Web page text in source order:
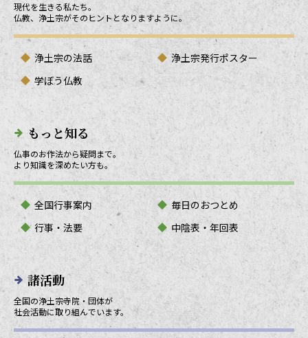
現代を生きる私たち。
仏教、浄土宗がそのヒントとなりますように。
浄土宗の法話
浄土宗発行ポスター
学ぼう仏教
もっと知る
仏事のお作法から疑問まで。
より知識を深めたい方も。
全国行事案内
毎日のおつとめ
行事・法要
中陰表・年回表
諸活動
全国の浄土宗寺院・団体が
社会活動に取り組んでいます。